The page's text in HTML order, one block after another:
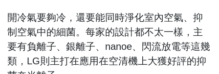
開冷氣要夠冷，還要能同時淨化室內空氣、抑
制空氣中的細菌。每家的設計都不太一樣，主
要有負離子、銀離子、nanoe、閃流放電等這幾
類，LG則主打在應用在空清機上大獲好評的抑